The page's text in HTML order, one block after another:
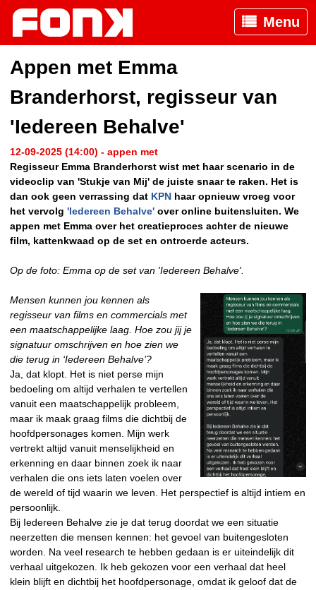
Menu
Appen met Emma
Branderhorst, regisseur van
'Iedereen Behalve'
12-09-2025 (14:00) - appen met
Regisseur Emma Branderhorst wist met haar scenario in de
videoclip van 'Stukje van Mij' de juiste snaar te raken. Het is
dan ook geen verrassing dat KPN haar opnieuw vroeg voor
het vervolg 'Iedereen Behalve' over online buitensluiten. We
appen met Emma over het creatieproces achter de nieuwe
film, kattenkwaad op de set en ontroerde acteurs.
Op de foto: Emma op de set van 'Iedereen Behalve'.
Mensen kunnen jou kennen als
regisseur van films en commercials met
een maatschappelijke laag. Hoe zou jij je
signatuur omschrijven en hoe zien we
die terug in ‘Iedereen Behalve’?
Ja, dat klopt. Het is niet perse mijn
bedoeling om altijd verhalen te vertellen
vanuit een maatschappelijk probleem,
maar ik maak graag films die dichtbij de
hoofdpersonages komen. Mijn werk
vertrekt altijd vanuit menselijkheid en
erkenning en daar binnen zoek ik naar
verhalen die ons iets laten voelen over
de wereld of tijd waarin we leven. Het perspectief is altijd intiem en
persoonlijk.
Bij Iedereen Behalve zie je dat terug doordat we een situatie
neerzetten die mensen kennen: het gevoel van buitengesloten
worden. Na veel research te hebben gedaan is er uiteindelijk dit
verhaal uitgekozen. Ik heb gekozen voor een verhaal dat heel
klein blijft en dichtbij het hoofdpersonage, omdat ik geloof dat de